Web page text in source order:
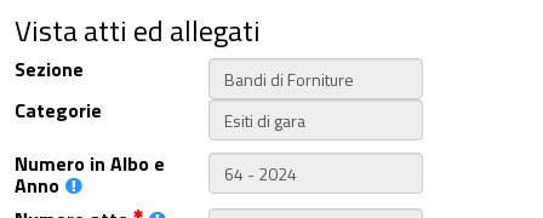
Vista atti ed allegati
Sezione
Categorie
Numero in Albo e
Anno